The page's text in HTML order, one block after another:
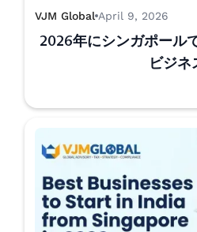
VJM Global April 9, 2026
2026年にシンガポール
ビジネ